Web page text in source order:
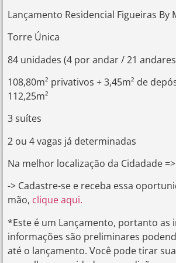
Lançamento Residencial Figueiras By
Torre Única
84 unidades (4 por andar / 21
108,80m² privativos + 3,45m² de
112,25m²
3 suítes
2 ou 4 vagas já determinadas
Na melhor localização da Cidadade
-> Cadastre-se e receba essa
mão, clique aqui.
*Este é um Lançamento, portanto as
informações são preliminares
até o lançamento. Você pode tirar